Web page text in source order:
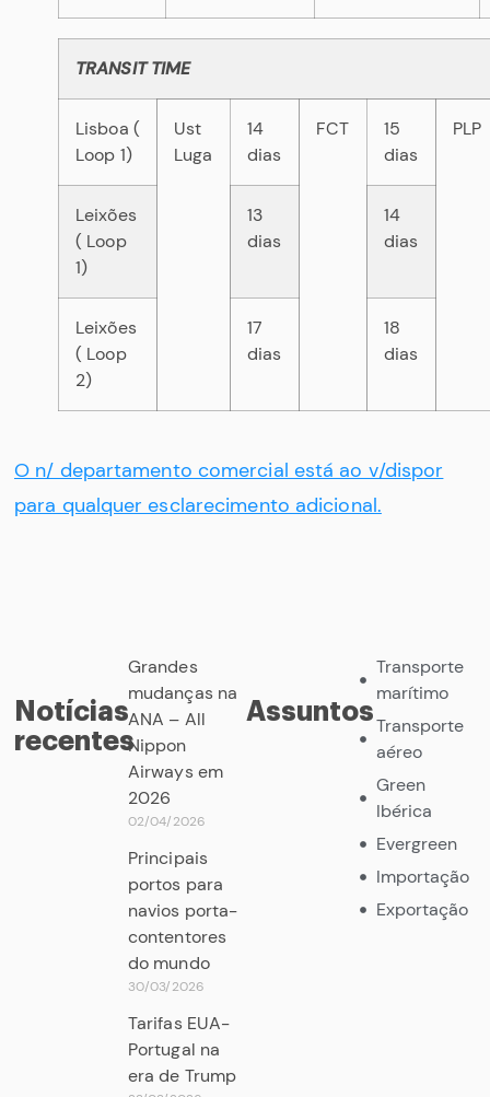
TRANSIT TIME
Lisboa (
Loop 1)
Ust
Luga
14
dias
FCT
15
dias
PLP
Leixões
( Loop
1)
13
dias
14
dias
Leixões
( Loop
2)
17
dias
18
dias
O n/ departamento comercial está ao v/dispor
para qualquer esclarecimento adicional.
Notícias
recentes
Grandes
mudanças na
ANA – All
Nippon
Airways em
2026
02/04/2026
Principais
portos para
navios porta-
contentores
do mundo
30/03/2026
Tarifas EUA-
Portugal na
era de Trump
Assuntos
Transporte
marítimo
Transporte
aéreo
Green
Ibérica
Evergreen
Importação
Exportação